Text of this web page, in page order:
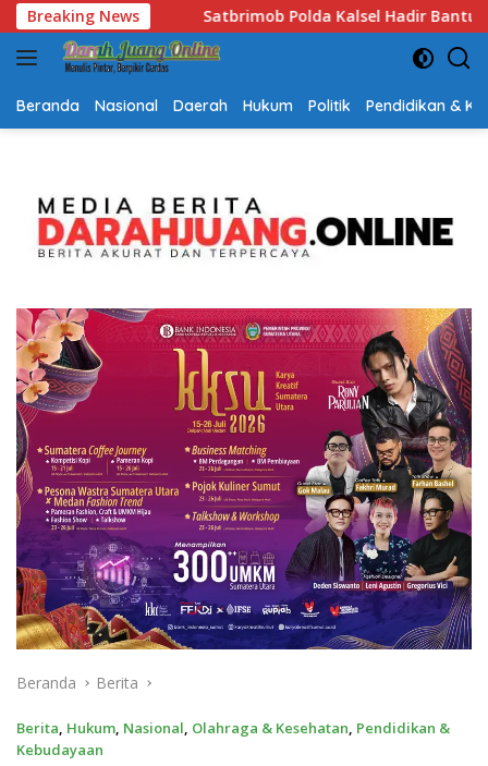
Langsung
ke
konten
Breaking News
Warga Terdampak Kemarau, Salurkan Air Bersih dan
Beranda Nasional Daerah Hukum Politik Pendidikan &
Beranda Berita
Berita, Hukum, Nasional, Olahraga & Kesehatan, Pendidikan &
Kebudayaan